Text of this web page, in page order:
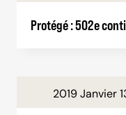
Protégé : 502e
2019 Janvier